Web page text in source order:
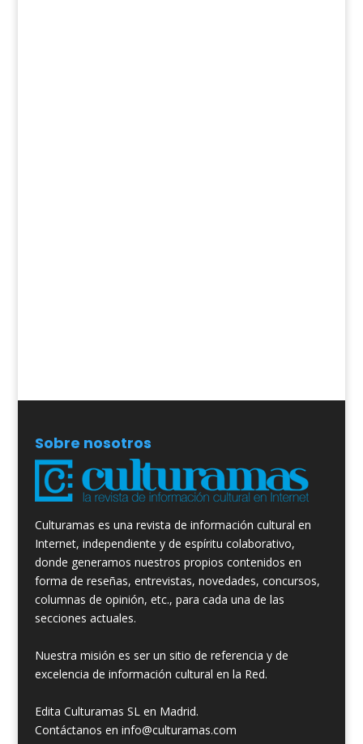
Sobre nosotros
Culturamas es una revista de información cultural en
Internet, independiente y de espíritu colaborativo,
donde generamos nuestros propios contenidos en
forma de reseñas, entrevistas, novedades, concursos,
columnas de opinión, etc., para cada una de las
secciones actuales.
Nuestra misión es ser un sitio de referencia y de
excelencia de información cultural en la Red.
Edita Culturamas SL en Madrid.
Contáctanos en info@culturamas.com